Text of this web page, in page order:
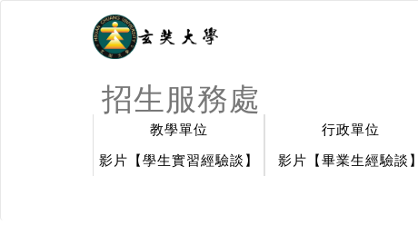
招生服務處
教學單位 行政單位
影片【學生實習經驗談】
影片【畢業生經驗談】